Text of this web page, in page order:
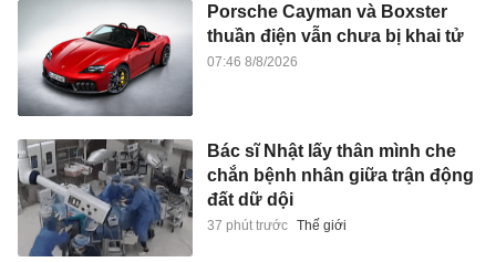
Porsche Cayman và Boxster
thuần điện vẫn chưa bị khai tử
07:46 8/8/2026
Bác sĩ Nhật lấy thân mình che
chắn bệnh nhân giữa trận động
đất dữ dội
37 phút trước Thế giới